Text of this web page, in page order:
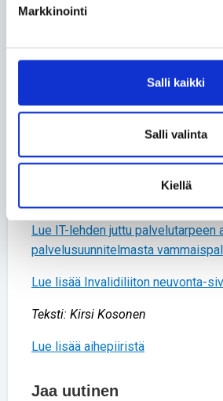
Markkinointi
Salli kaikki
Salli valinta
Kiellä
Varaa hakemuksen tekoon
yksityiskohtaista tietoa ja
Hanki ajoissa tarvittavat
lääkärinlausunnot ja muut
Hakemus kannattaa tehdä
viivytyksettä, viimeistään
kuluttua hakemuksesta.
Asiakkaan tulee saada
päätös perusteluineen ja
Lue IT-lehden juttu palvelutarpeen
palvelusuunnitelmasta
Lue lisää Invalidiliiton neuvonta-
Teksti: Kirsi Kosonen
Lue lisää aihepiiristä
Jaa uutinen